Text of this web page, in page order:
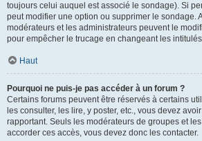
toujours celui auquel est associé le sondage). Si
peut modifier une option ou supprimer le sondage.
modérateurs et les administrateurs peuvent le
pour empêcher le trucage en changeant les
Haut
Pourquoi ne puis-je pas accéder à un forum ?
Certains forums peuvent être réservés à certains
les consulter, les lire, y poster, etc., vous devez
rapportant. Seuls les modérateurs de groupes et
accorder ces accès, vous devez donc les contacter.